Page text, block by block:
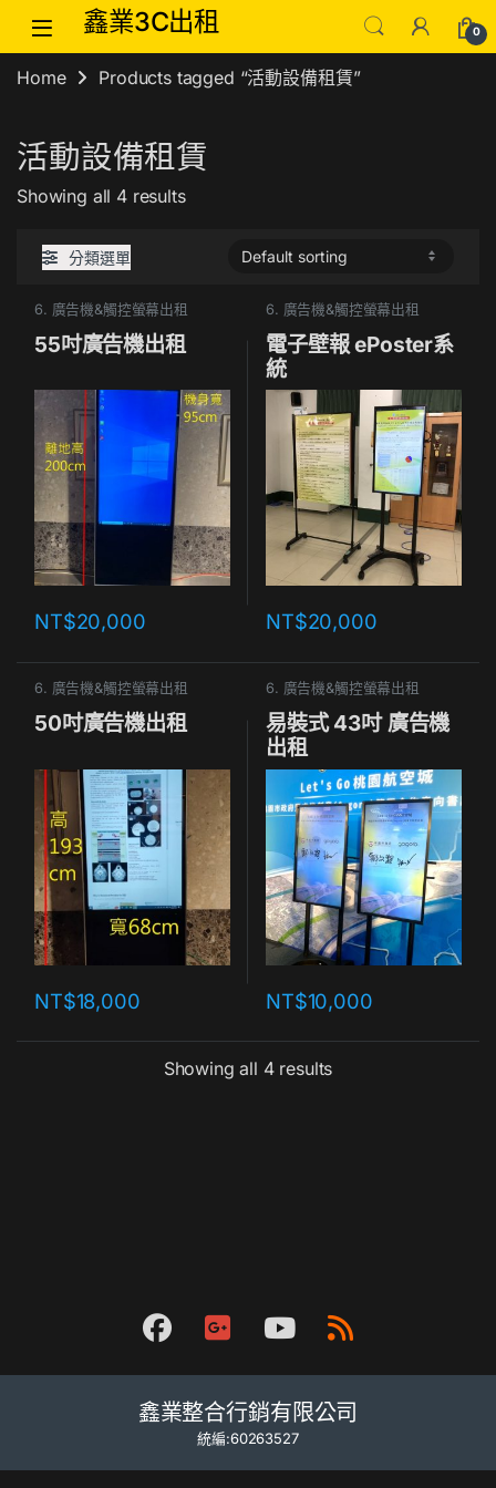
Skip to navigation
Skip to content鑫業3C出租 0
Home Products tagged “活動設備租賃”
活動設備租賃
Showing all 4 results
分類選單
6. 廣告機&觸控螢幕出租
55吋廣告機出租
NT$20,000
6. 廣告機&觸控螢幕出租
電子壁報 ePoster系
統
NT$20,000
6. 廣告機&觸控螢幕出租
50吋廣告機出租
NT$18,000
6. 廣告機&觸控螢幕出租
易裝式 43吋 廣告機
出租
NT$10,000
Showing all 4 results
鑫業整合行銷有限公司
統編:60263527